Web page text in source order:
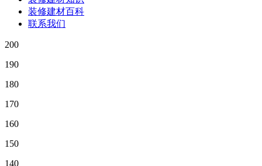
装修建材百科
联系我们
200
190
180
170
160
150
140